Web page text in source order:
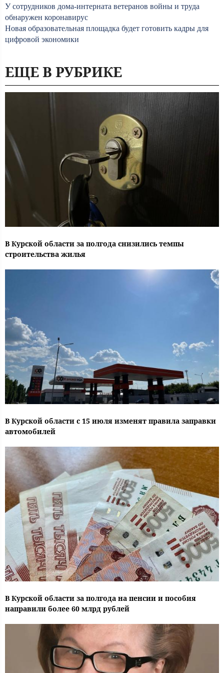
У сотрудников дома-интерната ветеранов войны и труда
обнаружен коронавирус
Новая образовательная площадка будет готовить кадры для
цифровой экономики
ЕЩЕ В РУБРИКЕ
В Курской области за полгода снизились темпы
строительства жилья
В Курской области с 15 июля изменят правила заправки
автомобилей
В Курской области за полгода на пенсии и пособия
направили более 60 млрд рублей